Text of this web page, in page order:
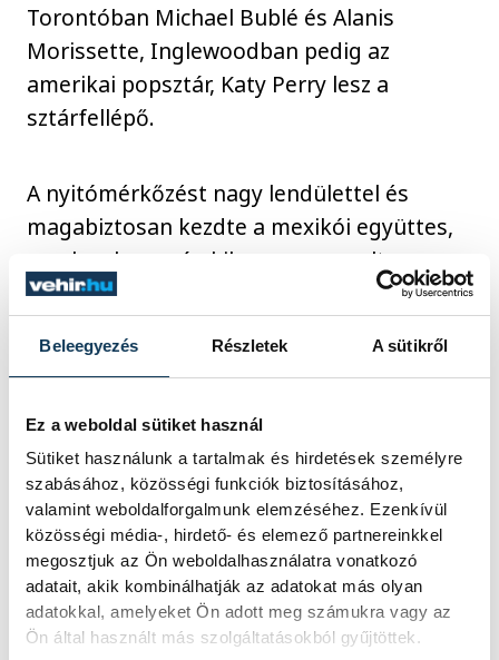
Beleegyezés Részletek A sütikről
Ez a weboldal sütiket használ
Sütiket használunk a tartalmak és hirdetések személyre
szabásához, közösségi funkciók biztosításához,
valamint weboldalforgalmunk elemzéséhez. Ezenkívül
közösségi média-, hirdető- és elemező partnereinkkel
megosztjuk az Ön weboldalhasználatra vonatkozó
adatait, akik kombinálhatják az adatokat más olyan
adatokkal, amelyeket Ön adott meg számukra vagy az
Ön által használt más szolgáltatásokból gyűjtöttek.
Torontóban Michael Bublé és Alanis
Morissette, Inglewoodban pedig az
amerikai popsztár, Katy Perry lesz a
sztárfellépő.
A nyitómérkőzést nagy lendülettel és
magabiztosan kezdte a mexikói együttes,
amelynek csupán kilenc percre volt
szüksége ahhoz, hogy megszerezze a
ellenfél térfelén és ezekben a
veszélyt jelenteni a házigazda kapujára. Az
első félidő jelentős mexikói mezőnyfölényt
hozott, sőt, a közép-amerikai együttes
nem sokkal a szünet előtt az első gólt
szerző Quinones révén a kapufát is
eltalálta, így összességében megérdemelt
volt az előnye.